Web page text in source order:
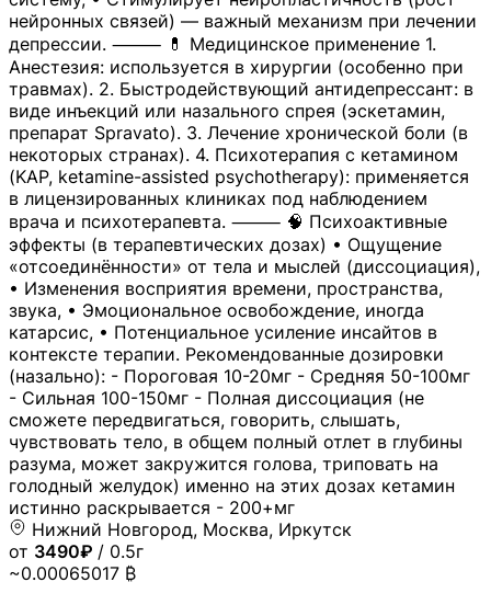
нейронных связей) — важный механизм при лечении
депрессии. ⸻ 💊 Медицинское применение 1.
Анестезия: используется в хирургии (особенно при
травмах). 2. Быстродействующий антидепрессант: в
виде инъекций или назального спрея (эскетамин,
препарат Spravato). 3. Лечение хронической боли (в
некоторых странах). 4. Психотерапия с кетамином
(KAP, ketamine-assisted psychotherapy): применяется
в лицензированных клиниках под наблюдением
врача и психотерапевта. ⸻ 🧠 Психоактивные
эффекты (в терапевтических дозах) • Ощущение
«отсоединённости» от тела и мыслей (диссоциация),
• Изменения восприятия времени, пространства,
звука, • Эмоциональное освобождение, иногда
катарсис, • Потенциальное усиление инсайтов в
контексте терапии. Рекомендованные дозировки
(назально): - Пороговая 10-20мг - Средняя 50-100мг
- Сильная 100-150мг - Полная диссоциация (не
сможете передвигаться, говорить, слышать,
чувствовать тело, в общем полный отлет в глубины
разума, может закружится голова, триповать на
голодный желудок) именно на этих дозах кетамин
истинно раскрывается - 200+мг
Нижний Новгород, Москва, Иркутск
от 3490₽ / 0.5г
~0.00065017 ₿